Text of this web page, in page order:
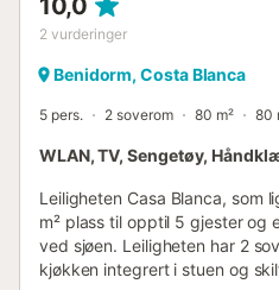
2 vurderinger
Benidorm, Costa Blanca
5 pers. 2 soverom 80 m² 80
WLAN, TV, Sengetøy,
Leiligheten Casa Blanca, som
m² plass til opptil 5 gjester og
ved sjøen. Leiligheten har 2
kjøkken integrert i stuen og